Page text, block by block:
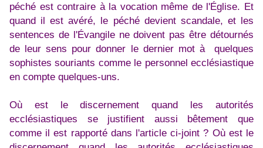
péché est contraire à la vocation même de l'Église. Et
quand il est avéré, le péché devient scandale, et les
sentences de l'Évangile ne doivent pas être détournés
de leur sens pour donner le dernier mot à quelques
sophistes souriants comme le personnel ecclésiastique
en compte quelques-uns.
Où est le discernement quand les autorités
ecclésiastiques se justifient aussi bêtement que
comme il est rapporté dans l'article ci-joint ? Où est le